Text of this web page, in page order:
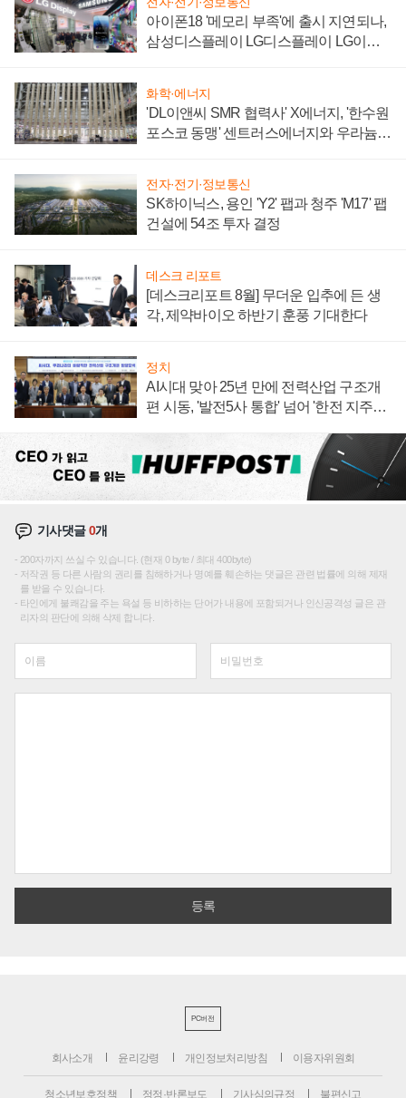
아이폰18 '메모리 부족'에 출시 지연되나,
삼성디스플레이 LG디스플레이 LG이노
화학·에너지
'DL이앤씨 SMR 협력사' X에너지, '한수원
포스코 동맹' 센트러스에너지와 우라늄
전자·전기·정보통신
SK하이닉스, 용인 'Y2' 팹과 청주 'M17' 팹
건설에 54조 투자 결정
데스크 리포트
[데스크리포트 8월] 무더운 입추에 든 생
각, 제약바이오 하반기 훈풍 기대한다
정치
AI시대 맞아 25년 만에 전력산업 구조개
편 시동, '발전5사 통합' 넘어 '한전 지주사'
기사댓글0개
200자까지 쓰실 수 있습니다. (현재 0 byte / 최대 400byte)
저작권 등 다른 사람의 권리를 침해하거나 명예를 훼손하는 댓글은 관련 법률에 의해 제재
를 받을 수 있습니다.
타인에게 불쾌감을 주는 욕설 등 비하하는 단어가 내용에 포함되거나 인신공격성 글은 관
리자의 판단에 의해 삭제 합니다.
PC버전
회사소개 윤리강령 개인정보처리방침 이용자위원회
청소년보호정책 정정·반론보도 기사심의규정 불편신고